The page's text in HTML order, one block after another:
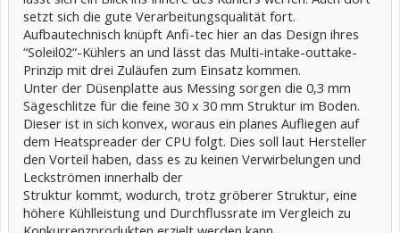
setzt sich die gute Verarbeitungsqualität fort.
Aufbautechnisch knüpft Anfi-tec hier an das Design ihres
“Soleil02“-Kühlers an und lässt das Multi-intake-outtake-
Prinzip mit drei Zuläufen zum Einsatz kommen.
Unter der Düsenplatte aus Messing sorgen die 0,3 mm
Sägeschlitze für die feine 30 x 30 mm Struktur im Boden.
Dieser ist in sich konvex, woraus ein planes Aufliegen auf
dem Heatspreader der CPU folgt. Dies soll laut Hersteller
den Vorteil haben, dass es zu keinen Verwirbelungen und
Leckströmen innerhalb der
Struktur kommt, wodurch, trotz gröberer Struktur, eine
höhere Kühlleistung und Durchflussrate im Vergleich zu